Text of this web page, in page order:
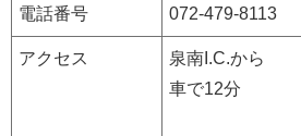
電話番号 072-479-8113
アクセス
泉南I.C.から
車で12分